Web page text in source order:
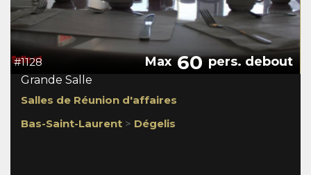
#1128 Max60pers. debout
Grande Salle
Salles de Réunion d'affaires
Bas-Saint-Laurent > Dégelis